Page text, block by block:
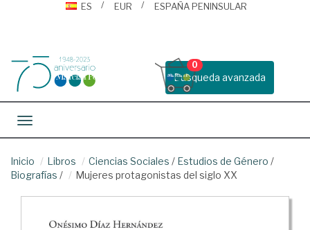
ES
EUR ESPAÑA PENINSULAR
Busqueda avanzada
0
Toggle navigation
Inicio Libros Ciencias Sociales / Estudios de Género /
Biografías / Mujeres protagonistas del siglo XX